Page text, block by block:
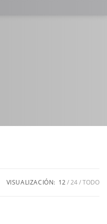
VISUALIZACIÓN: 12 24 TODO